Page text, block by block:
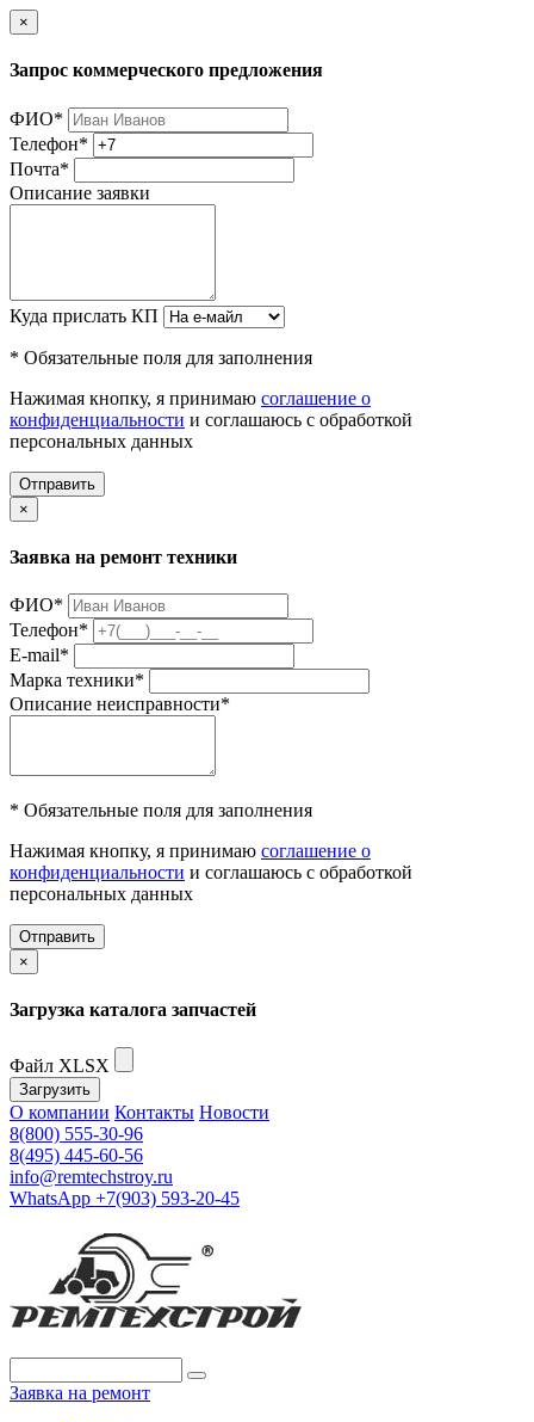
×
Запрос коммерческого предложения
ФИО*
Телефон*
Почта*
Описание заявки
Куда прислать КП
* Обязательные поля для заполнения
Нажимая кнопку, я принимаю соглашение о
конфиденциальности и соглашаюсь с обработкой
персональных данных
Отправить
×
Заявка на ремонт техники
ФИО*
Телефон*
E-mail*
Марка техники*
Описание неисправности*
* Обязательные поля для заполнения
Нажимая кнопку, я принимаю соглашение о
конфиденциальности и соглашаюсь с обработкой
персональных данных
Отправить
×
Загрузка каталога запчастей
Файл XLSX
Загрузить
О компании Контакты Новости
8(800) 555-30-96
8(495) 445-60-56
info@remtechstroy.ru
WhatsApp +7(903) 593-20-45
Заявка на ремонт